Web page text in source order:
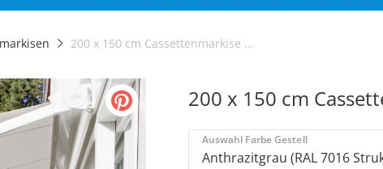
200 x 150 cm Cassettenmarkise ...
200 x 150 cm
Auswahl Farbe Gestell